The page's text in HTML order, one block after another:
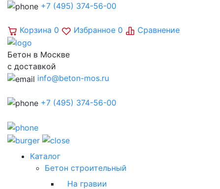
+7 (495) 374-56-00
Корзина 0 Избранное 0 Сравнение
Бетон в Москве
с доставкой
info@beton-mos.ru
+7 (495) 374-56-00
Каталог
Бетон строительный
На гравии